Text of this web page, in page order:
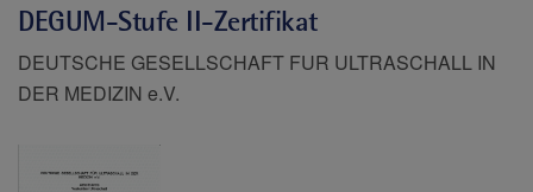
DEGUM-Stufe II-Zertifikat
DEUTSCHE GESELLSCHAFT FUR ULTRASCHALL IN
DER MEDIZIN e.V.